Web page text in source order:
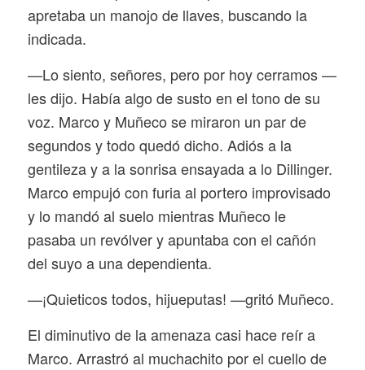
apretaba un manojo de llaves, buscando la
indicada.
—Lo siento, señores, pero por hoy cerramos —
les dijo. Había algo de susto en el tono de su
voz. Marco y Muñeco se miraron un par de
segundos y todo quedó dicho. Adiós a la
gentileza y a la sonrisa ensayada a lo Dillinger.
Marco empujó con furia al portero improvisado
y lo mandó al suelo mientras Muñeco le
pasaba un revólver y apuntaba con el cañón
del suyo a una dependienta.
—¡Quieticos todos, hijueputas! —gritó Muñeco.
El diminutivo de la amenaza casi hace reír a
Marco. Arrastró al muchachito por el cuello de